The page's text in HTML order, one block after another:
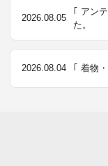
2026.08.05
｢ アン
た。
2026.08.04 ｢ 着物